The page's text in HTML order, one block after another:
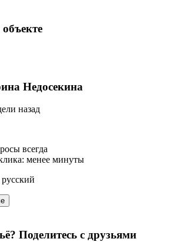
Недосекина
назад
всегда
менее минуты
Поделитесь с друзьями